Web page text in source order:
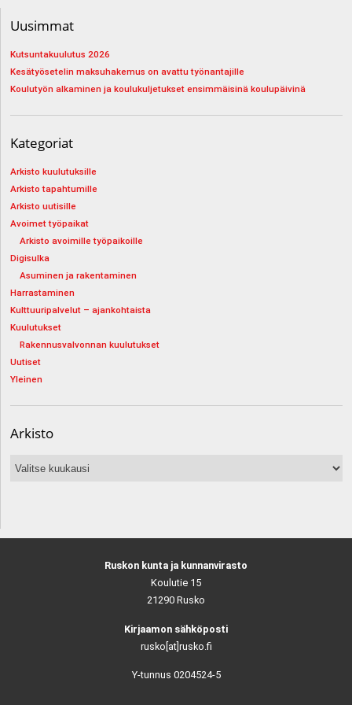
Uusimmat
Kutsuntakuulutus 2026
Kesätyösetelin maksuhakemus on avattu työnantajille
Koulutyön alkaminen ja koulukuljetukset ensimmäisinä koulupäivinä
Kategoriat
Arkisto kuulutuksille
Arkisto tapahtumille
Arkisto uutisille
Avoimet työpaikat
Arkisto avoimille työpaikoille
Digisulka
Asuminen ja rakentaminen
Harrastaminen
Kulttuuripalvelut – ajankohtaista
Kuulutukset
Rakennusvalvonnan kuulutukset
Uutiset
Yleinen
Arkisto
Arkisto
Ruskon kunta ja kunnanvirasto
Koulutie 15
21290 Rusko
Kirjaamon sähköposti
rusko[at]rusko.fi
Y-tunnus 0204524-5